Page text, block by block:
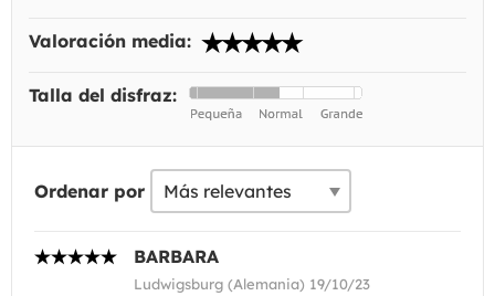
Valoración media:
Talla del disfraz:
Ordenar por
BARBARA
Ludwigsburg (Alemania) 19/10/23